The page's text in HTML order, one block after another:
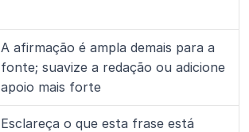
A afirmação é ampla demais para a
fonte; suavize a redação ou adicione
apoio mais forte
Esclareça o que esta frase está